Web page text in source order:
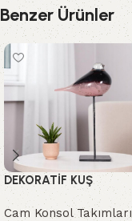
Benzer Ürünler
DEKORATİF KUŞ
Cam Konsol Takımları